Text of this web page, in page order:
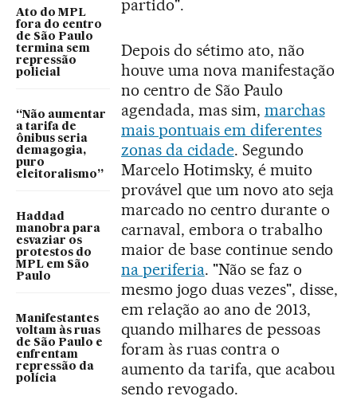
Ato do MPL
fora do centro
de São Paulo
termina sem
repressão
policial
“Não aumentar
a tarifa de
ônibus seria
demagogia,
puro
eleitoralismo”
Haddad
manobra para
esvaziar os
protestos do
MPL em São
Paulo
Manifestantes
voltam às ruas
de São Paulo e
enfrentam
repressão da
polícia
partido".
Depois do sétimo ato, não
houve uma nova manifestação
no centro de São Paulo
agendada, mas sim, marchas
mais pontuais em diferentes
zonas da cidade. Segundo
Marcelo Hotimsky, é muito
provável que um novo ato seja
marcado no centro durante o
carnaval, embora o trabalho
maior de base continue sendo
na periferia. "Não se faz o
mesmo jogo duas vezes", disse,
em relação ao ano de 2013,
quando milhares de pessoas
foram às ruas contra o
aumento da tarifa, que acabou
sendo revogado.